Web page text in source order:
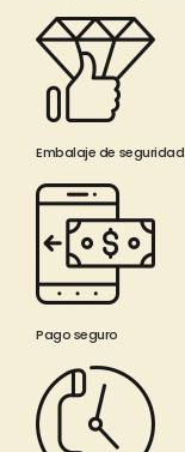
Embalaje de seguridad
Pago seguro